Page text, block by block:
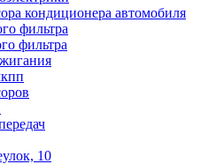
кондиционера автомобиля
фильтра
фильтра
10